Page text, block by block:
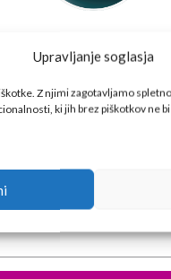
Upravljanje soglasja
Z njimi zagotavljamo
ki jih brez piškotkov ne
🎁 DARILO
za prejem darila